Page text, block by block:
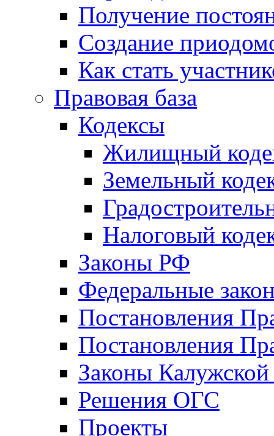
Получение
Создание
Как стать
Правовая база
Кодексы
Жилищный
Земельный
Налоговый
Законы РФ
Федеральные
Постановления
Постановления
Законы Калужской
Решения ОГС
Проекты